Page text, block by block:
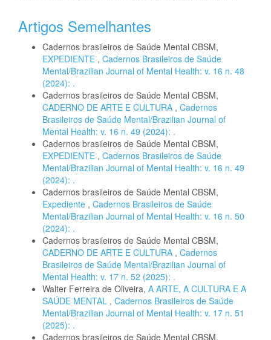
Artigos Semelhantes
Cadernos brasileiros de Saúde Mental CBSM,
EXPEDIENTE , Cadernos Brasileiros de Saúde
Mental/Brazilian Journal of Mental Health: v. 16 n. 48
(2024): .
Cadernos brasileiros de Saúde Mental CBSM,
CADERNO DE ARTE E CULTURA , Cadernos
Brasileiros de Saúde Mental/Brazilian Journal of
Mental Health: v. 16 n. 49 (2024): .
Cadernos brasileiros de Saúde Mental CBSM,
EXPEDIENTE , Cadernos Brasileiros de Saúde
Mental/Brazilian Journal of Mental Health: v. 16 n. 49
(2024): .
Cadernos brasileiros de Saúde Mental CBSM,
Expediente , Cadernos Brasileiros de Saúde
Mental/Brazilian Journal of Mental Health: v. 16 n. 50
(2024): .
Cadernos brasileiros de Saúde Mental CBSM,
CADERNO DE ARTE E CULTURA , Cadernos
Brasileiros de Saúde Mental/Brazilian Journal of
Mental Health: v. 17 n. 52 (2025): .
Walter Ferreira de Oliveira, A ARTE, A CULTURA E A
SAÚDE MENTAL , Cadernos Brasileiros de Saúde
Mental/Brazilian Journal of Mental Health: v. 17 n. 51
(2025): .
Cadernos brasileiros de Saúde Mental CBSM,